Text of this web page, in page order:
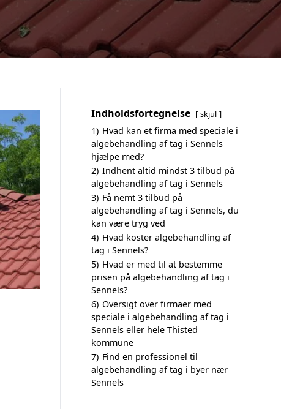
Indholdsfortegnelse skjul
1) Hvad kan et firma med speciale i
algebehandling af tag i Sennels
hjælpe med?
2) Indhent altid mindst 3 tilbud på
algebehandling af tag i Sennels
3) Få nemt 3 tilbud på
algebehandling af tag i Sennels, du
kan være tryg ved
4) Hvad koster algebehandling af
tag i Sennels?
5) Hvad er med til at bestemme
prisen på algebehandling af tag i
Sennels?
6) Oversigt over firmaer med
speciale i algebehandling af tag i
Sennels eller hele Thisted
kommune
7) Find en professionel til
algebehandling af tag i byer nær
Sennels